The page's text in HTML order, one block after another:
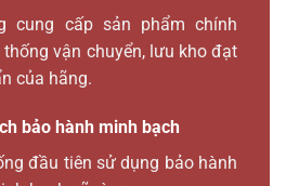
cung cấp sản phẩm chính
thống vận chuyển, lưu kho đạt
của hãng.
bảo hành minh bạch
đầu tiên sử dụng bảo hành